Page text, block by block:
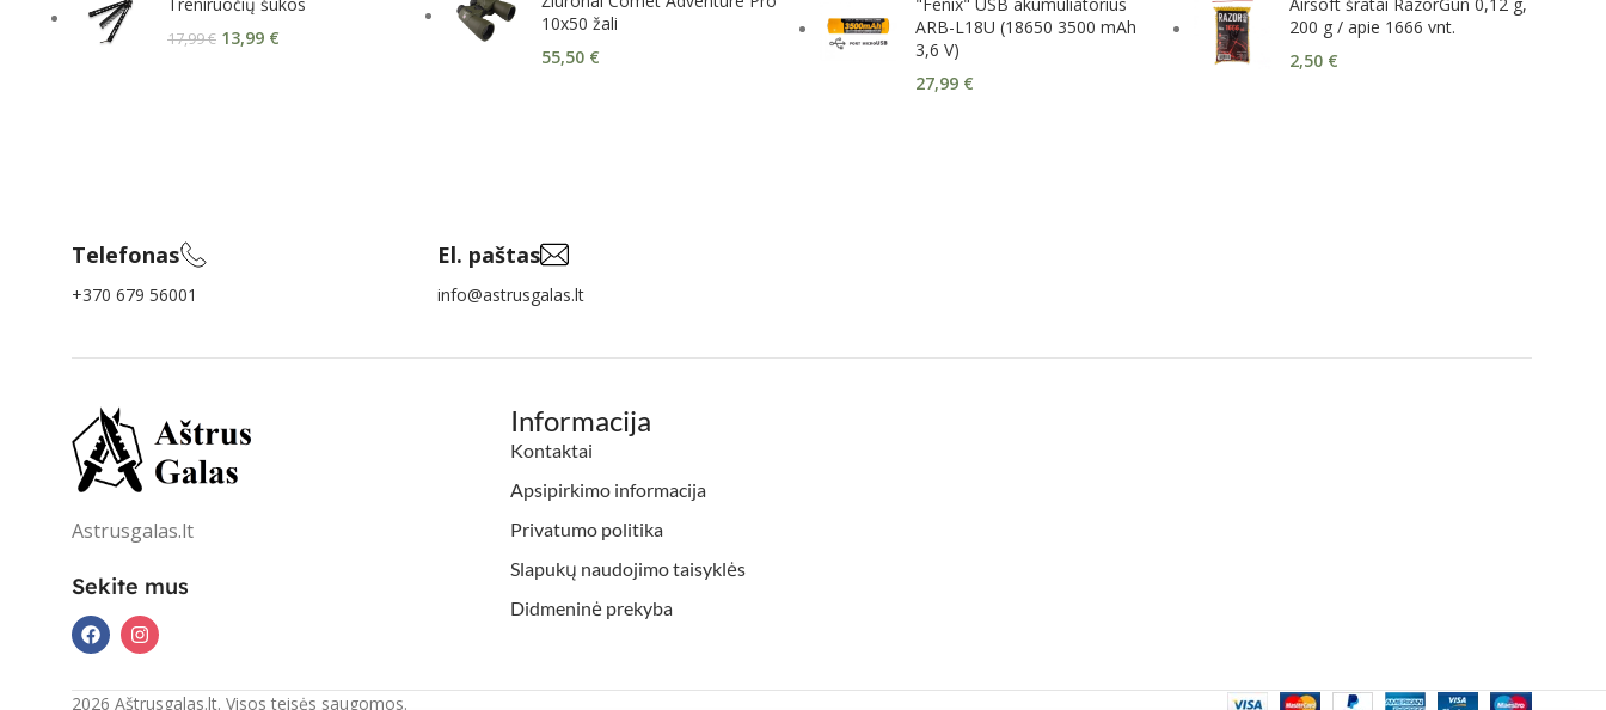
17,99€ 13,99 €
10x50 žali
55,50 €
ARB-L18U (18650 3500 mAh
3,6 V)
27,99 €
200 g / apie 1666 vnt.
2,50 €
Telefonas
+370 679 56001
El. paštas
info@astrusgalas.lt
Astrusgalas.lt
Sekite mus
Informacija
Kontaktai
Apsipirkimo informacija
Privatumo politika
Slapukų naudojimo taisyklės
Didmeninė prekyba
2026 Aštrusgalas.lt. Visos teisės saugomos.